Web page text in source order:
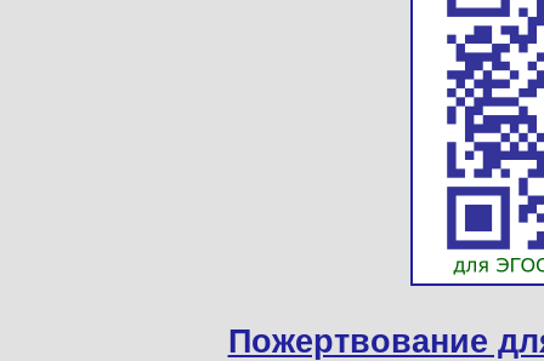
Пожертвование